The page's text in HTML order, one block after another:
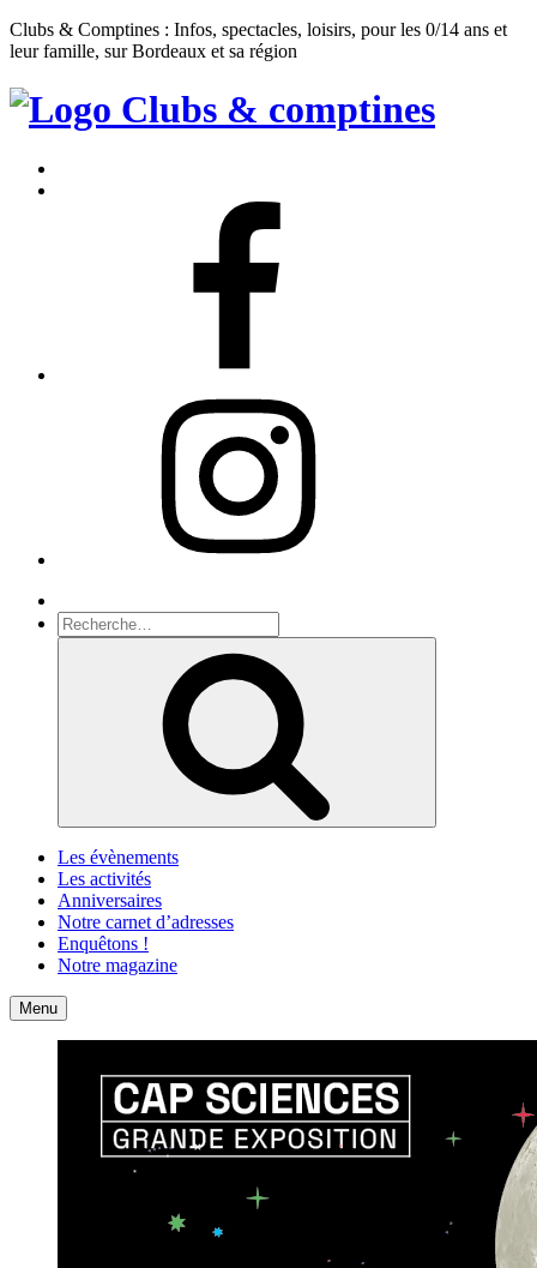
Clubs & Comptines : Infos, spectacles, loisirs, pour les 0/14 ans et
leur famille, sur Bordeaux et sa région
Clubs
Comptines
Recherche
pour
Les évènements
Les activités
Anniversaires
Notre carnet d’adresses
Enquêtons !
Notre magazine
Accueil
Menu Contact